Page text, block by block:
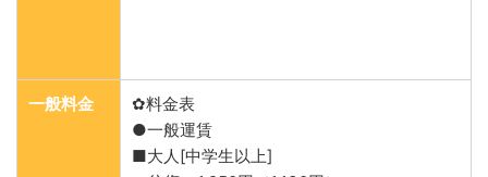
一般料金
✿料金表
●一般運賃
■大人[中学生以上]